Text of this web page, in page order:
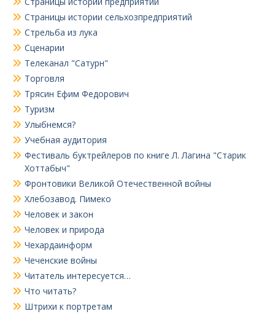
Страницы истории сельхозпредприятий
Стрельба из лука
Сценарии
Телеканал "Сатурн"
Торговля
Трясин Ефим Федорович
Туризм
Улыбнемся?
Учебная аудитория
Фестиваль буктрейлеров по книге Л. Лагина "Старик
Хоттабыч"
Фронтовики Великой Отечественной войны
Хлебозавод. Пимеко
Человек и закон
Человек и природа
Чехардаинформ
Чеченские войны
Читатель интересуется…
Что читать?
Штрихи к портретам